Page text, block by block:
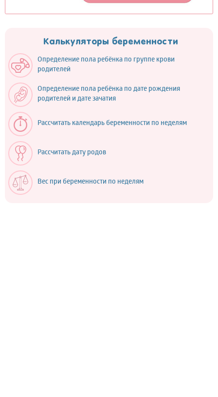
Калькуляторы беременности
Определение пола ребёнка по группе крови
родителей
Определение пола ребёнка по дате рождения
родителей и дате зачатия
Рассчитать календарь беременности по неделям
Рассчитать дату родов
Вес при беременности по неделям